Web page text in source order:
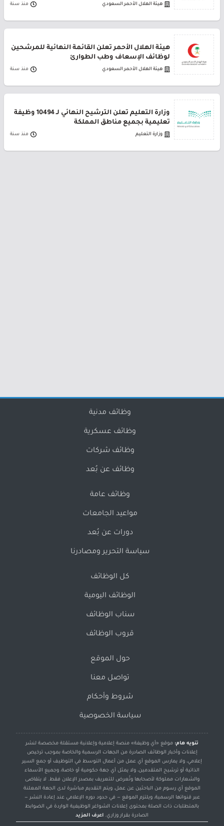
هيئة الهلال الأحمر السعودي منذ سنة
هيئة الهلال الأحمر تعلن القائمة النهائية للمرشحين
لوظائف الإسعاف وطب الطوارئ
هيئة الهلال الأحمر السعودي منذ سنة
وزارة التعليم تعلن الترشيح النهائي لـ 10494 وظيفة
تعليمية بجميع مناطق المملكة
وزارة التعليم منذ سنة
وظائف مدنية
وظائف عسكرية
وظائف شركات
وظائف عن بُعد
وظائف عامة
مواعيد الجامعات
دورات عن بُعد
سياسة التحرير ومصادرنا
كل الوظائف
الوظائف اليومية
سناب الوظائف
قروب الوظائف
حول الموقع
تواصل معنا
شروط وأحكام
سياسة الخصوصية
تنويه هام: موقع «أي وظيفة» منصة إعلامية وإعلانية مستقلة مخصصة لنشر
إعلانات وأخبار الوظائف الصادرة من الجهات الرسمية والخاصة بموجب ترخيص
إعلامي، ولا يمارس الموقع أي عمل من أعمال التوسط في التوظيف أو جمع السير
الذاتية أو ترشيح المتقدمين، ولا يمثل أي جهة حكومية أو خاصة، وجميع الأسماء
والشعارات مملوكة لأصحابها وتُعرض للتعريف بمصدر الإعلان فقط. لا يتقاضى
الموقع أي رسوم من الباحثين عن عمل، ويتم التقديم مباشرة لدى الجهة المعلنة
عبر قنواتها الرسمية، ويلتزم الموقع — في حدود دوره الإعلامي عند إعادة النشر —
بالمتطلبات ذات الصلة بمحتوى إعلانات الشواغر الوظيفية الواردة في الضوابط
الصادرة بقرار وزاري. اعرف المزيد